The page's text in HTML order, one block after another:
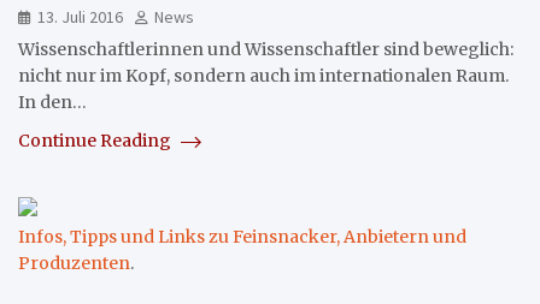
13. Juli 2016
News
Wissenschaftlerinnen und Wissenschaftler sind beweglich:
nicht nur im Kopf, sondern auch im internationalen Raum.
In den…
Continue Reading
Infos, Tipps und Links zu Feinsnacker, Anbietern und
Produzenten.